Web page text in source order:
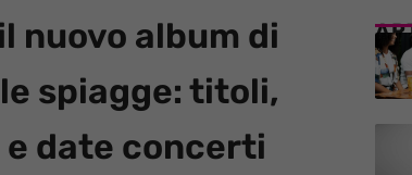
nuovo album di
spiagge: titoli,
date concerti